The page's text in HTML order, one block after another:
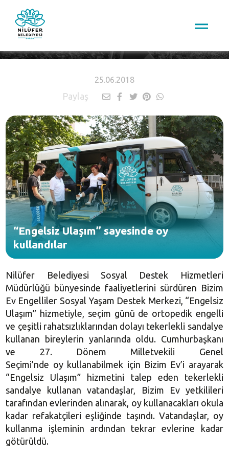
25.06.2018
Paylaş
“Engelsiz Ulaşım” sayesinde oy
kullandılar
Nilüfer Belediyesi Sosyal Destek Hizmetleri
Müdürlüğü bünyesinde faaliyetlerini sürdüren Bizim
Ev Engelliler Sosyal Yaşam Destek Merkezi, “Engelsiz
Ulaşım” hizmetiyle, seçim günü de ortopedik engelli
ve çeşitli rahatsızlıklarından dolayı tekerlekli sandalye
kullanan bireylerin yanlarında oldu. Cumhurbaşkanı
ve 27. Dönem Milletvekili Genel
Seçimi’nde oy kullanabilmek için Bizim Ev’i arayarak
“Engelsiz Ulaşım” hizmetini talep eden tekerlekli
sandalye kullanan vatandaşlar, Bizim Ev yetkilileri
tarafından evlerinden alınarak, oy kullanacakları okula
kadar refakatçileri eşliğinde taşındı. Vatandaşlar, oy
kullanma işleminin ardından tekrar evlerine kadar
götürüldü.